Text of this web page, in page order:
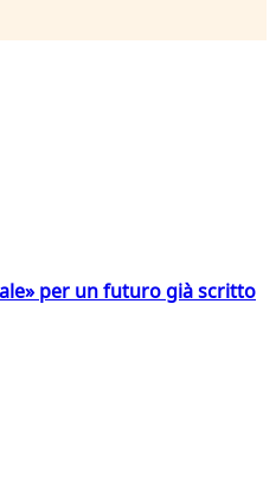
per un futuro già scritto